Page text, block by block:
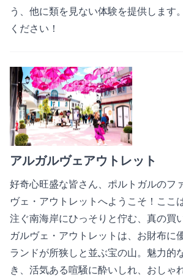
う、他に類を見ない体験を提供します
ください！
アルガルヴェアウトレット
好奇心旺盛な皆さん、ポルトガルのフ
ヴェ・アウトレットへようこそ！ここ
注ぐ南海岸にひっそりと佇む、真の買
ガルヴェ・アウトレットは、お財布に
ランドが所狭しと並ぶ宝の山。魅力的
き、活気ある喧騒に酔いしれ、おしゃ